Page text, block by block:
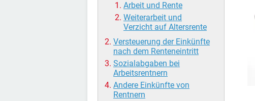
Arbeit und Rente
Weiterarbeit und
Verzicht auf Altersrente
Versteuerung der Einkünfte
nach dem Renteneintritt
Sozialabgaben bei
Arbeitsrentnern
Andere Einkünfte von
Rentnern